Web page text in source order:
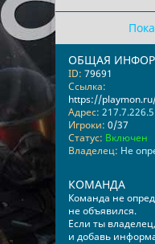
ОБЩАЯ
ID: 79691
Ссылка:
https://
Адрес:
Игроки: 0/37
Статус: Включен
Владелец: Не
КОМАНДА
Команда не
не объявился.
Если ты владелец,
и добавь